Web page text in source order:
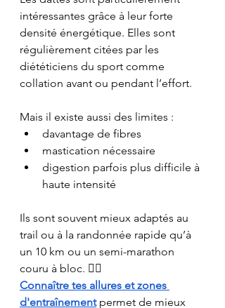
intéressantes grâce à leur forte
densité énergétique. Elles sont
régulièrement citées par les
diététiciens du sport comme
collation avant ou pendant l’effort.
Mais il existe aussi des limites :
davantage de fibres
mastication nécessaire
digestion parfois plus difficile à
haute intensité
Ils sont souvent mieux adaptés au
trail ou à la randonnée rapide qu’à
un 10 km ou un semi-marathon
couru à bloc. 🏃‍♂️
Connaître tes allures et zones
d'entraînement permet de mieux